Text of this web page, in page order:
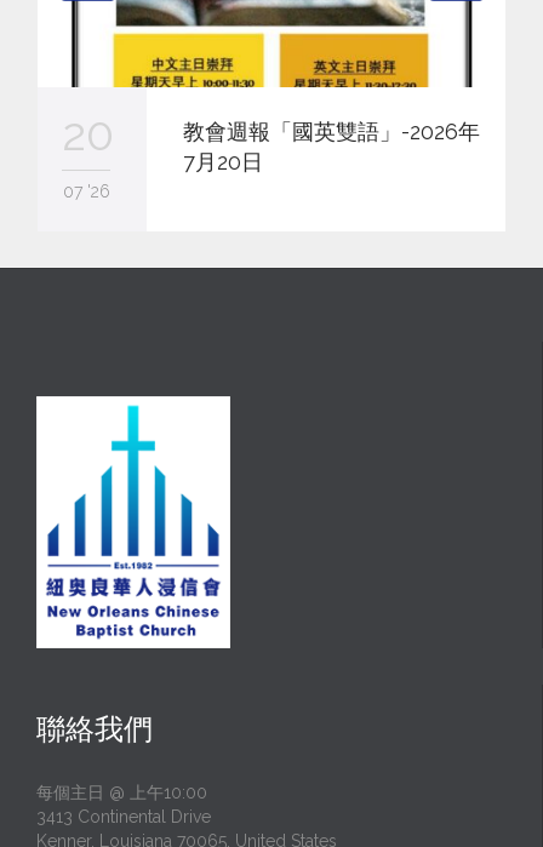
20
07 '26
教會週報「國英雙語」-2026年
7月20日
聯絡我們
每個主日 @ 上午10:00
3413 Continental Drive
Kenner, Louisiana 70065, United States